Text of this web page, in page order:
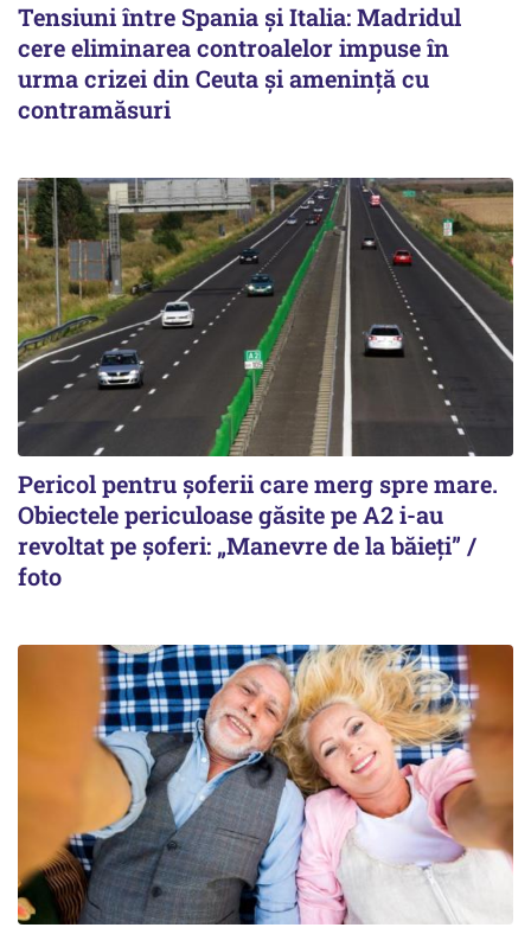
Tensiuni între Spania și Italia: Madridul
cere eliminarea controalelor impuse în
urma crizei din Ceuta și amenință cu
contramăsuri
Pericol pentru șoferii care merg spre mare.
Obiectele periculoase găsite pe A2 i-au
revoltat pe șoferi: „Manevre de la băieți” /
foto